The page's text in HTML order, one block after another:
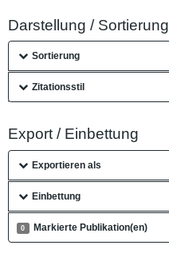
Darstellung / Sortierung
Sortierung
Zitationsstil
Export / Einbettung
Exportieren als
Einbettung
0 Markierte Publikation(en)